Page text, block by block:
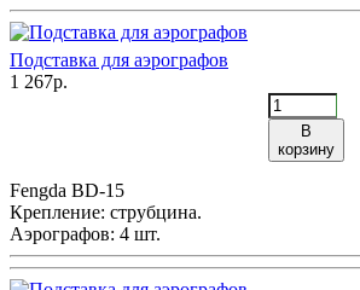
Подставка для аэрографов
1 267р.
В
корзину
Fengda BD-15
Крепление: струбцина.
Аэрографов: 4 шт.